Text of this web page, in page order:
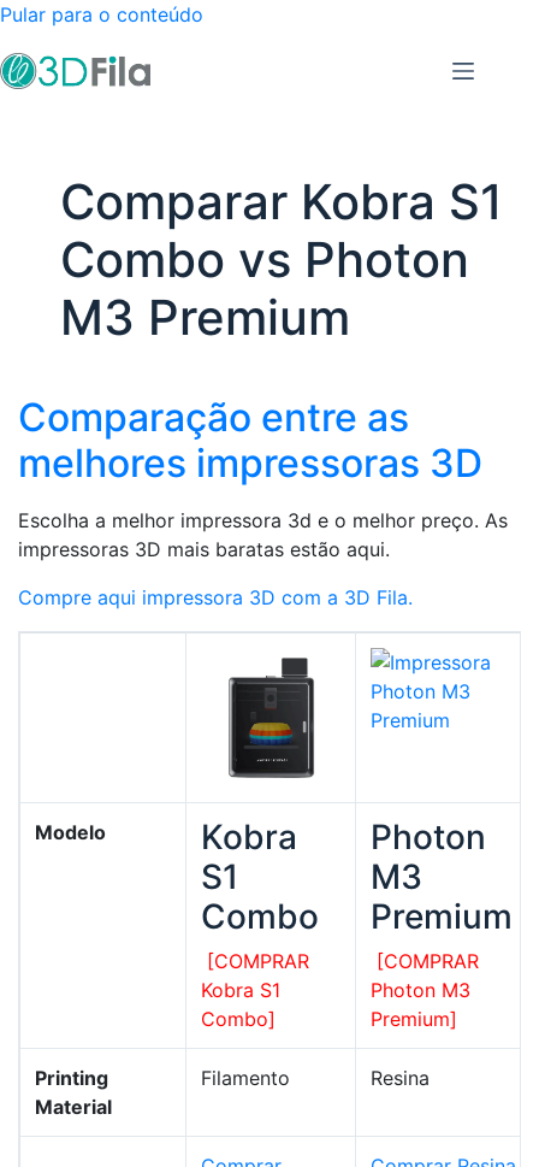
Pular para o conteúdo
Comparar Kobra S1
Combo vs Photon
M3 Premium
Comparação entre as
melhores impressoras 3D
Escolha a melhor impressora 3d e o melhor preço. As
impressoras 3D mais baratas estão aqui.
Compre aqui impressora 3D com a 3D Fila.
Modelo
Kobra
S1
Combo
[COMPRAR
Kobra S1
Combo]
Photon
M3
Premium
[COMPRAR
Photon M3
Premium]
Printing
Material
Filamento Resina